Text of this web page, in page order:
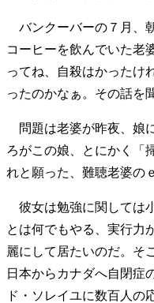
バンクーバーの７月、
コーヒーを飲んでいた老
ってね、自殺はかったけ
ったのかなぁ。その話を
問題は老婆が昨夜、娘
ろがこの娘、とにかく「
れと願った、難聴老婆の
彼女は勉強に関しては
とは何でもやる、実行力
麗にして居たいのだ。そ
日本からカナダへ自閉症
ド・ソレイユに数百人